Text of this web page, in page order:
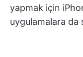
yapmak için
uygulamalara da